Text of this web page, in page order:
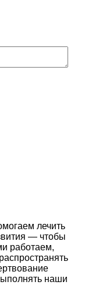
лечить
— чтобы
работаем,
наши